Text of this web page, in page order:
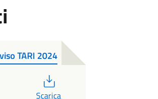
TARI 2024
Scarica